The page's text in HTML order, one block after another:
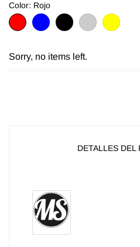
Color: Rojo
Rojo Azul NegroArgent
Or
Sorry, no items left.
DETALLES DEL